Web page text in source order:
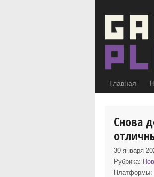
Главная
Снова
30 января
Рубрика:
Платформы: